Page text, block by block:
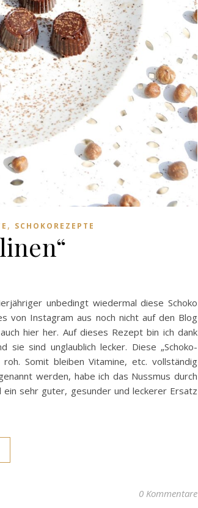
, SCHOKOREZEPTE
unbedingt wiedermal diese Schoko
von Instagram aus noch nicht auf den Blog
hier her. Auf dieses Rezept bin ich dank
sind unglaublich lecker. Diese „Schoko-
Somit bleiben Vitamine, etc. vollständig
werden, habe ich das Nussmus durch
sehr guter, gesunder und leckerer Ersatz
0 Kommentare